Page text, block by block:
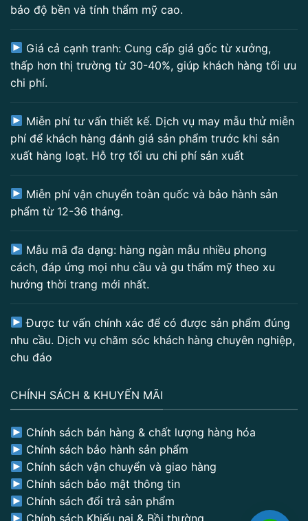
bảo độ bền và tính thẩm mỹ cao.
Giá cả cạnh tranh: Cung cấp giá gốc từ xưởng,
thấp hơn thị trường từ 30-40%, giúp khách hàng tối ưu
chi phí.
Miễn phí tư vấn thiết kế. Dịch vụ may mẫu thử miễn
phí để khách hàng đánh giá sản phẩm trước khi sản
xuất hàng loạt. Hỗ trợ tối ưu chi phí sản xuất
Miễn phí vận chuyển toàn quốc và bảo hành sản
phẩm từ 12-36 tháng.
Mẫu mã đa dạng: hàng ngàn mẫu nhiều phong
cách, đáp ứng mọi nhu cầu và gu thẩm mỹ theo xu
hướng thời trang mới nhất.
Được tư vấn chính xác để có được sản phẩm đúng
nhu cầu. Dịch vụ chăm sóc khách hàng chuyên nghiệp,
chu đáo
CHÍNH SÁCH & KHUYẾN MÃI
Chính sách bán hàng & chất lượng hàng hóa
Chính sách bảo hành sản phẩm
Chính sách vận chuyển và giao hàng
Chính sách bảo mật thông tin
Chính sách đổi trả sản phẩm